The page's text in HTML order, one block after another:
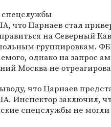
спецслужбы
что Царнаев стал
на Северный
группировкам.
однако на запрос
Москва не
что Царнаев
Инспектор заключил,
спецслужбы не могли